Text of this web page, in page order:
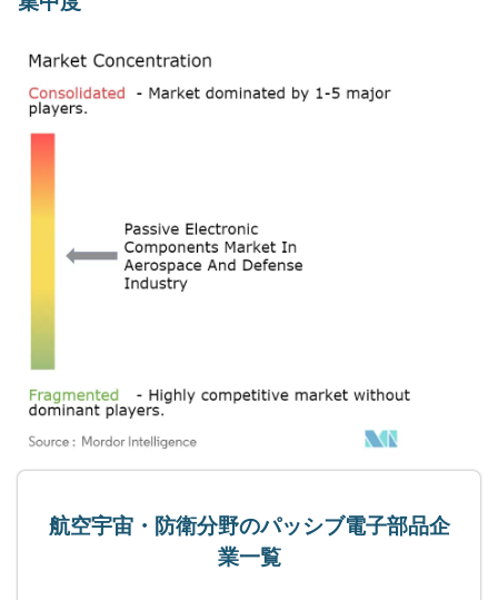
航空宇宙・防衛分野のパッシブ電子部品企
業一覧